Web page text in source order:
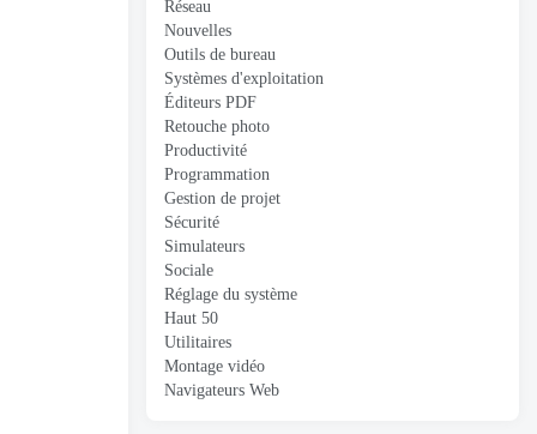
Réseau
Nouvelles
Outils de bureau
Systèmes d'exploitation
Éditeurs PDF
Retouche photo
Productivité
Programmation
Gestion de projet
Sécurité
Simulateurs
Sociale
Réglage du système
Haut 50
Utilitaires
Montage vidéo
Navigateurs Web